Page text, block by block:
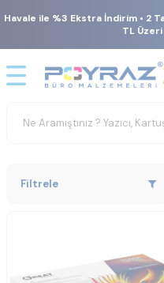
Havale ile %3 Ekstra İndirim • 2
TL
Filtrele